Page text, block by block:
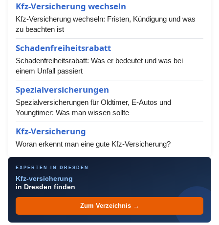
Kfz-Versicherung wechseln
Kfz-Versicherung wechseln: Fristen, Kündigung und was
zu beachten ist
Schadenfreiheitsrabatt
Schadenfreiheitsrabatt: Was er bedeutet und was bei
einem Unfall passiert
Spezialversicherungen
Spezialversicherungen für Oldtimer, E-Autos und
Youngtimer: Was man wissen sollte
Kfz-Versicherung
Woran erkennt man eine gute Kfz-Versicherung?
EXPERTEN IN DRESDEN
Kfz-versicherung
in Dresden finden
Zum Verzeichnis →